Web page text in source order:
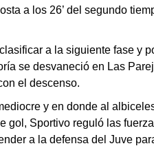
a los 26’ del segundo
a la siguiente fase y
se desvaneció en Las
el descenso.
y en donde al
gol, Sportivo reguló las
a la defensa del Juve